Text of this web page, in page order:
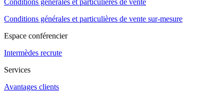
Conditions générales et particulières de vente
Conditions générales et particulières de vente sur-mesure
Espace conférencier
Intermèdes recrute
Services
Avantages clients